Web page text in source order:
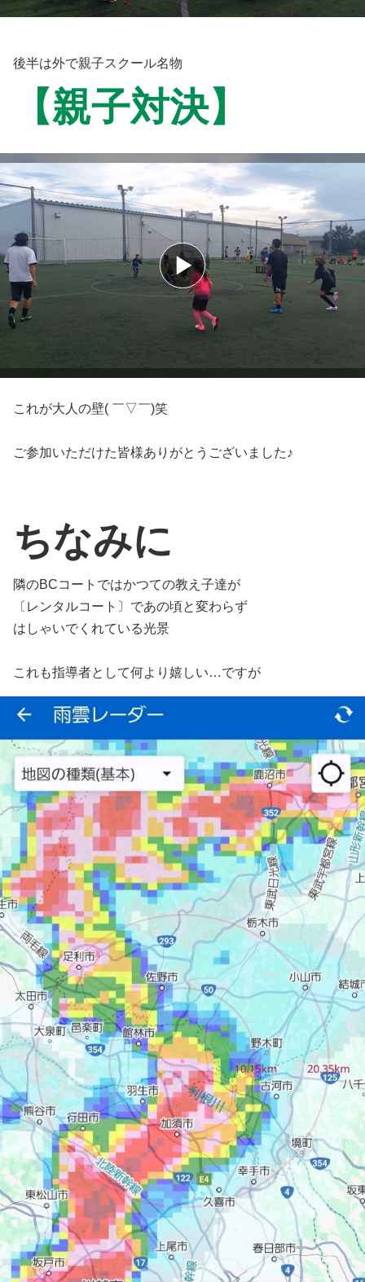
後半は外で親子スクール名物
【親子対決】
これが大人の壁( ￣▽￣)笑
ご参加いただけた皆様ありがとうございました♪
ちなみに
隣のBCコートではかつての教え子達が
〔レンタルコート〕であの頃と変わらず
はしゃいでくれている光景
これも指導者として何より嬉しい…ですが